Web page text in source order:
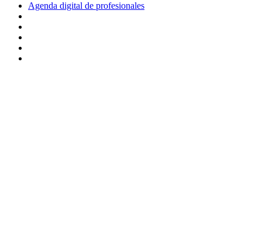
Agenda digital de profesionales